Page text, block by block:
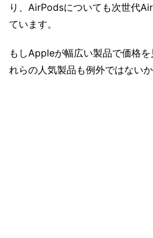
り、AirPodsについても次世代
ています。
もしAppleが幅広い製品で価格
れらの人気製品も例外ではないか